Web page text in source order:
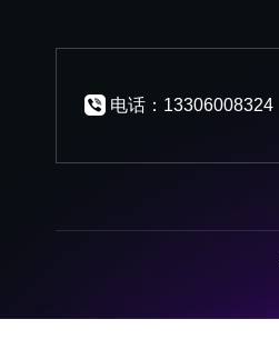
电话：13306008324